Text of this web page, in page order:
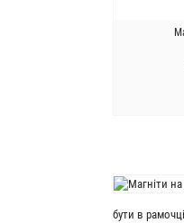
бути в